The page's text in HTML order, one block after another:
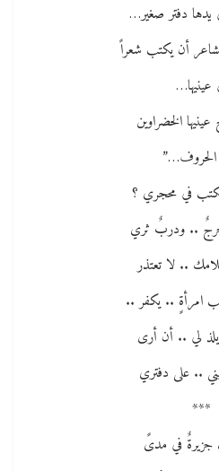
دفتر صغير…
أن يكتب شعراً
عينيها…
الخضراوين
في محجري ؟
.. ودربٌ ثري
.. لا تعتذر
امرأةٍ .. يكفر ..
لي .. أن أرى
.. على دفتري
***
جزيرةٌ في مدىً